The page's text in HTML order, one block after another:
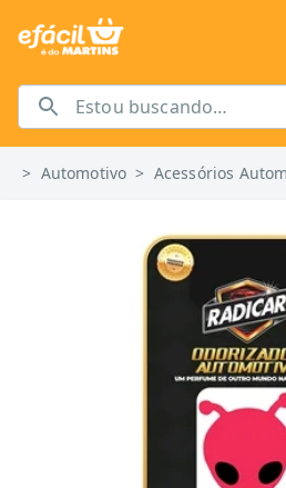
> Automotivo > Acessórios